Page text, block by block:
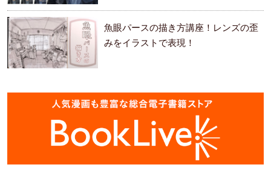
ます。
魚眼パースの描き方講座！レンズの歪
みをイラストで表現！